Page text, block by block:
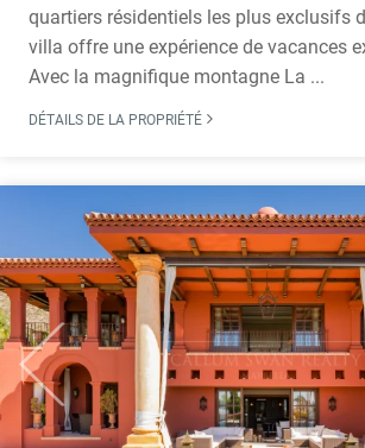
quartiers résidentiels les plus exclusifs
villa offre une expérience de vacances
Avec la magnifique montagne La ...
DÉTAILS DE LA PROPRIÉTÉ
Previous